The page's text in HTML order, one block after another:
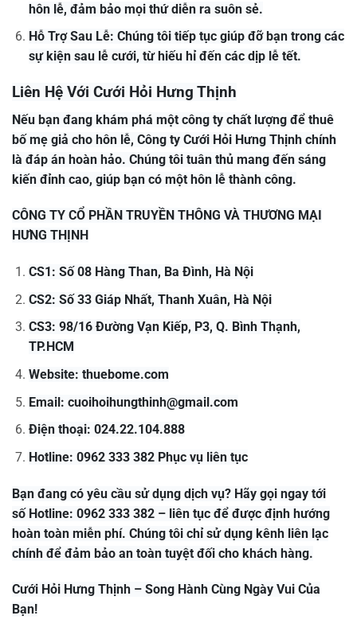
hôn lễ, đảm bảo mọi thứ diễn ra suôn sẻ.
Hỗ Trợ Sau Lễ: Chúng tôi tiếp tục giúp đỡ bạn trong các
sự kiện sau lễ cưới, từ hiếu hỉ đến các dịp lễ tết.
Liên Hệ Với Cưới Hỏi Hưng Thịnh
Nếu bạn đang khám phá một công ty chất lượng để thuê
bố mẹ giả cho hôn lễ, Công ty Cưới Hỏi Hưng Thịnh chính
là đáp án hoàn hảo. Chúng tôi tuân thủ mang đến sáng
kiến đỉnh cao, giúp bạn có một hôn lễ thành công.
CÔNG TY CỔ PHẦN TRUYỀN THÔNG VÀ THƯƠNG MẠI
HƯNG THỊNH
CS1: Số 08 Hàng Than, Ba Đình, Hà Nội
CS2: Số 33 Giáp Nhất, Thanh Xuân, Hà Nội
CS3: 98/16 Đường Vạn Kiếp, P3, Q. Bình Thạnh,
TP.HCM
Website: thuebome.com
Email: cuoihoihungthinh@gmail.com
Điện thoại: 024.22.104.888
Hotline: 0962 333 382 Phục vụ liên tục
Bạn đang có yêu cầu sử dụng dịch vụ? Hãy gọi ngay tới
số Hotline: 0962 333 382 – liên tục để được định hướng
hoàn toàn miễn phí. Chúng tôi chỉ sử dụng kênh liên lạc
chính để đảm bảo an toàn tuyệt đối cho khách hàng.
Cưới Hỏi Hưng Thịnh – Song Hành Cùng Ngày Vui Của
Bạn!